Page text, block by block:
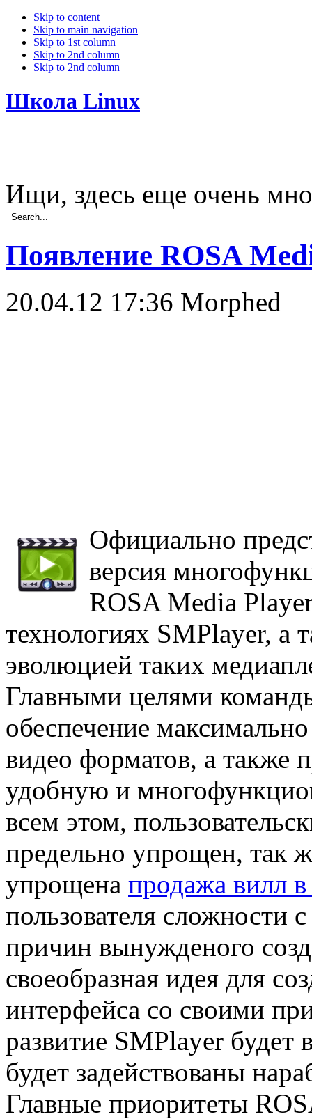
Skip to content
Skip to main navigation
Skip to 1st column
Skip to 2nd column
Skip to 2nd column
Школа Linux
Ищи, здесь еще очень
Появление ROSA
20.04.12 17:36 Morphed
Официально
версия
ROSA Media
технологиях SMPlayer, а
эволюцией таких
Главными целями
обеспечение
видео форматов, а также
удобную и
всем этом,
предельно упрощен, так
упрощена продажа вилл
пользователя сложности
причин вынужденого
своеобразная идея для
интерфейса со своими
развитие SMPlayer будет
будет задействованы
Главные приоритеты